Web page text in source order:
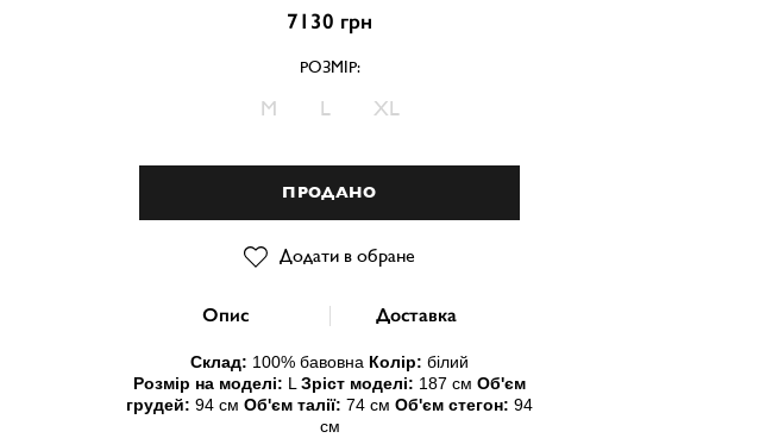
7130 грн
РОЗМІР:
M L XL
ПРОДАНО
Додати в обране
Опис Доставка
Склад: 100% бавовна Колір: білий
Розмір на моделі: LЗріст моделі: 187 см Об'єм
грудей: 94 см Об'єм талії: 74 см Об'єм стегон: 94
см